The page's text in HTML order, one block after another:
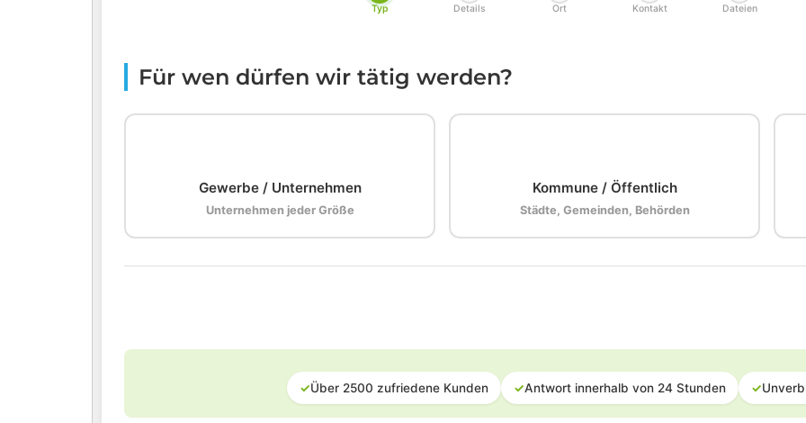
Typ Details Ort Kontakt Dateien
Für wen dürfen wir tätig werden?
Gewerbe / Unternehmen
Unternehmen jeder Größe
Kommune / Öffentlich
Städte, Gemeinden, Behörden
✓Über 2500 zufriedene Kunden ✓Antwort innerhalb von 24 Stunden ✓